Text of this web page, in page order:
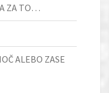
ZA TO…
ALEBO ZASE